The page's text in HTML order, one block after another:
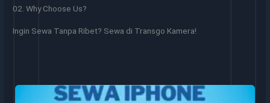
02. Why Choose Us?
Ingin Sewa Tanpa Ribet? Sewa di Transgo Kamera!